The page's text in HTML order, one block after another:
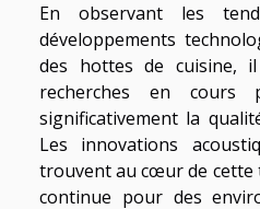
En observant les
développements
des hottes de cuisine,
recherches en cours
significativement la
Les innovations
trouvent au cœur de cette
continue pour des